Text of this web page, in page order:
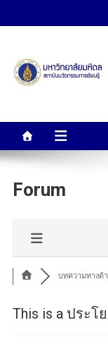
สถาบัน
Forum
บทความทางด้
This is a ประโ